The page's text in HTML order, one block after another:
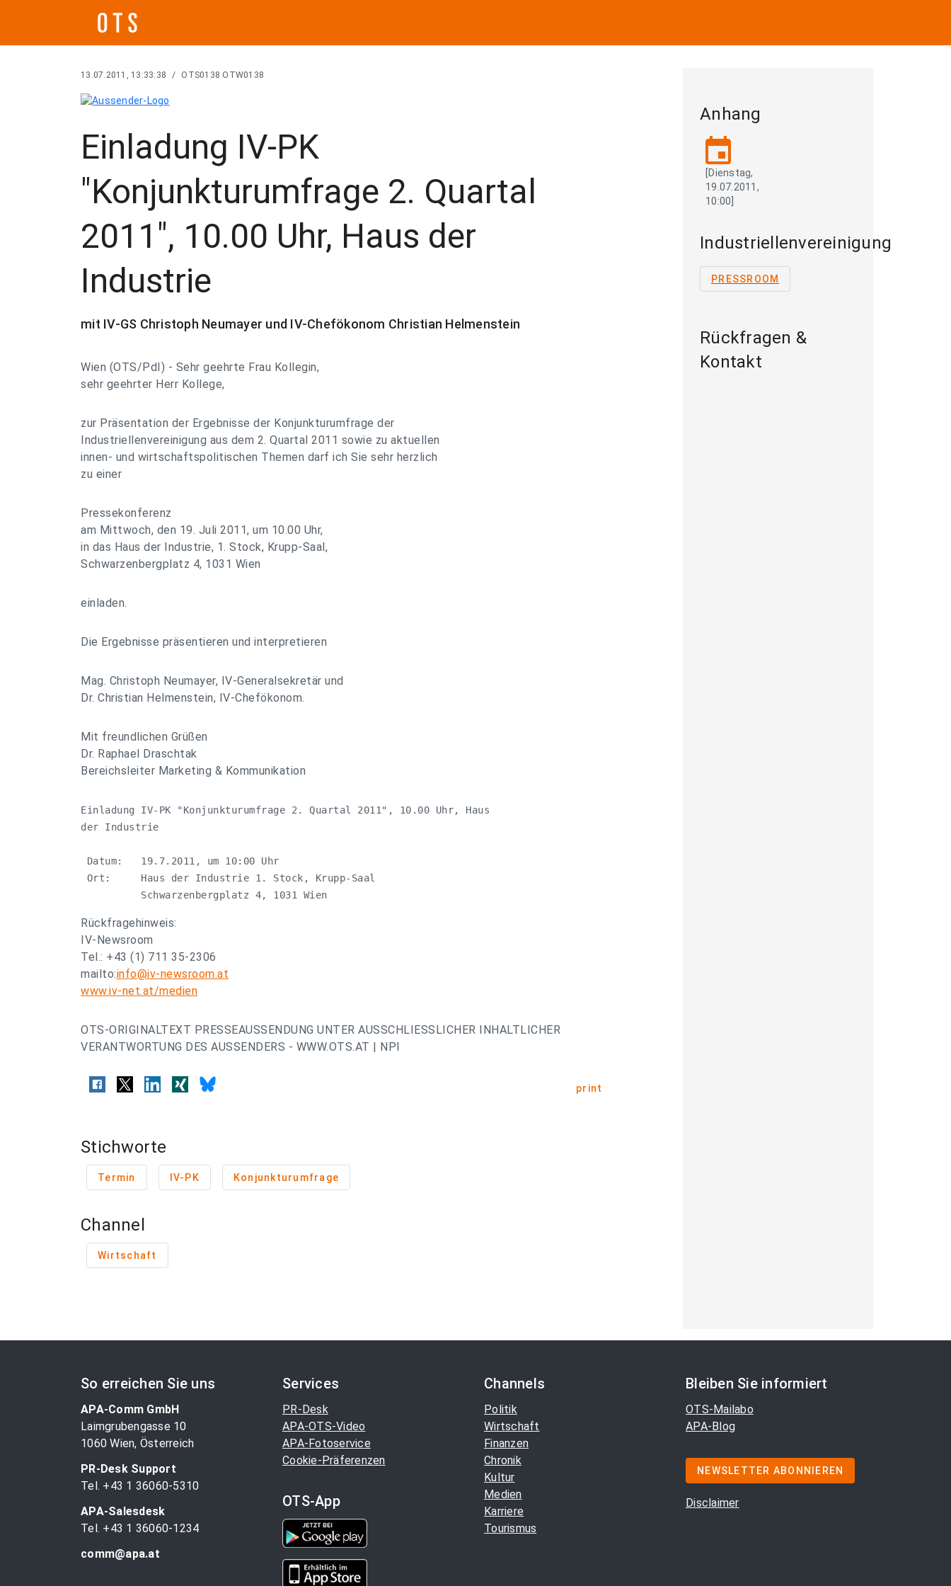
13.07.2011, 13:33:38 / OTS0138 OTW0138
Einladung IV-PK
"Konjunkturumfrage 2. Quartal
2011", 10.00 Uhr, Haus der
Industrie
mit IV-GS Christoph Neumayer und IV-Chefökonom Christian Helmenstein
Wien (OTS/PdI) - Sehr geehrte Frau Kollegin,
sehr geehrter Herr Kollege,
zur Präsentation der Ergebnisse der Konjunkturumfrage der
Industriellenvereinigung aus dem 2. Quartal 2011 sowie zu aktuellen
innen- und wirtschaftspolitischen Themen darf ich Sie sehr herzlich
zu einer
Pressekonferenz
am Mittwoch, den 19. Juli 2011, um 10.00 Uhr,
in das Haus der Industrie, 1. Stock, Krupp-Saal,
Schwarzenbergplatz 4, 1031 Wien
einladen.
Die Ergebnisse präsentieren und interpretieren
Mag. Christoph Neumayer, IV-Generalsekretär und
Dr. Christian Helmenstein, IV-Chefökonom.
Mit freundlichen Grüßen
Dr. Raphael Draschtak
Bereichsleiter Marketing & Kommunikation
Einladung IV-PK "Konjunkturumfrage 2. Quartal 2011", 10.00 Uhr, Haus
der Industrie
Datum:   19.7.2011, um 10:00 Uhr
Ort:     Haus der Industrie 1. Stock, Krupp-Saal
          Schwarzenbergplatz 4, 1031 Wien
Rückfragehinweis:
IV-Newsroom
Tel.: +43 (1) 711 35-2306
mailto:info@iv-newsroom.at
www.iv-net.at/medien
OTS-ORIGINALTEXT PRESSEAUSSENDUNG UNTER AUSSCHLIESSLICHER INHALTLICHER
VERANTWORTUNG DES AUSSENDERS - WWW.OTS.AT | NPI
print
Stichworte
Termin IV-PK Konjunkturumfrage
Channel
Wirtschaft
Anhang
event
[Dienstag,
19.07.2011,
10:00]
Industriellenvereinigung
PRESSROOM
Rückfragen &
Kontakt
So erreichen Sie uns
APA-Comm GmbH
Laimgrubengasse 10
1060 Wien, Österreich
PR-Desk Support
Tel. +43 1 36060-5310
APA-Salesdesk
Tel. +43 1 36060-1234
comm@apa.at
Services
PR-Desk
APA-OTS-Video
APA-Fotoservice
Cookie-Präferenzen
OTS-App
Channels
Politik
Wirtschaft
Finanzen
Chronik
Kultur
Medien
Karriere
Tourismus
Bleiben Sie informiert
OTS-Mailabo
APA-Blog
NEWSLETTER ABONNIEREN
Disclaimer